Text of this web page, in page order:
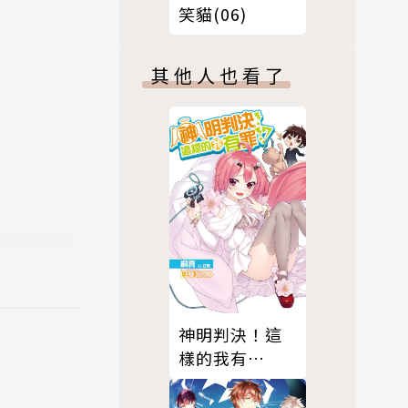
笑貓(06)
其他人也看了
神明判決！這
樣的我有
罪！？(01)